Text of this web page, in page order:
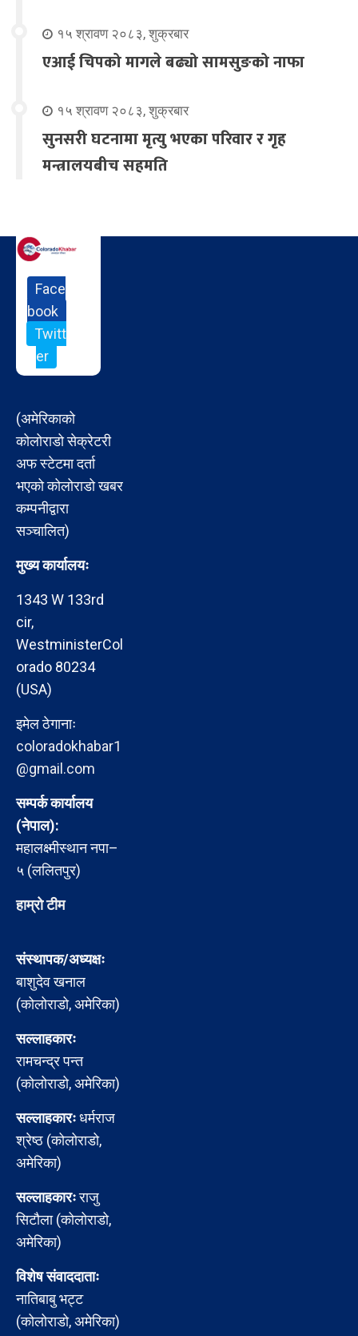
१५ श्रावण २०८३, शुक्रबार
एआई चिपको मागले बढ्यो सामसुङको नाफा
१५ श्रावण २०८३, शुक्रबार
सुनसरी घटनामा मृत्यु भएका परिवार र गृह
मन्त्रालयबीच सहमति
Face
book
Twitt
er
(अमेरिकाको
कोलोराडो सेक्रेटरी
अफ स्टेटमा दर्ता
भएको कोलोराडो खबर
कम्पनीद्वारा
सञ्चालित)
मुख्य कार्यालयः
1343 W 133rd
cir,
WestministerCol
orado 80234
(USA)
इमेल ठेगानाः
coloradokhabar1
@gmail.com
सम्पर्क कार्यालय
(नेपाल):
महालक्ष्मीस्थान नपा–
५ (ललितपुर)
हाम्रो टीम
संस्थापक/अध्यक्षः
बाशुदेव खनाल
(कोलोराडो, अमेरिका)
सल्लाहकारः
रामचन्द्र पन्त
(कोलोराडो, अमेरिका)
सल्लाहकारःधर्मराज
श्रेष्ठ (कोलोराडो,
अमेरिका)
सल्लाहकारःराजु
सिटौला (कोलोराडो,
अमेरिका)
विशेष संवाददाताः
नातिबाबु भट्ट
(कोलोराडो, अमेरिका)